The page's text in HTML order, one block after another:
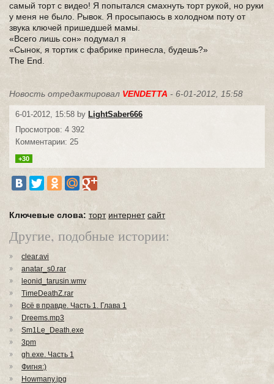
самый торт с видео! Я попытался смахнуть торт рукой, но руки
у меня не было. Рывок. Я просыпаюсь в холодном поту от
звука ключей пришедшей мамы.
«Всего лишь сон» подумал я
«Сынок, я тортик с фабрике принесла, будешь?»
The End.
Новость отредактировал VENDETTA - 6-01-2012, 15:58
6-01-2012, 15:58 by LightSaber666
Просмотров: 4 392
Комментарии: 25
+30
Ключевые слова: торт интернет сайт
Другие, подобные истории:
clear.avi
anatar_s0.rar
leonid_tarusin.wmv
TimeDeathZ.rar
Всё в правде. Часть 1. Глава 1
Dreems.mp3
Sm1Le_Death.exe
3pm
gh.exe. Часть 1
Фигня:)
Howmany.jpg